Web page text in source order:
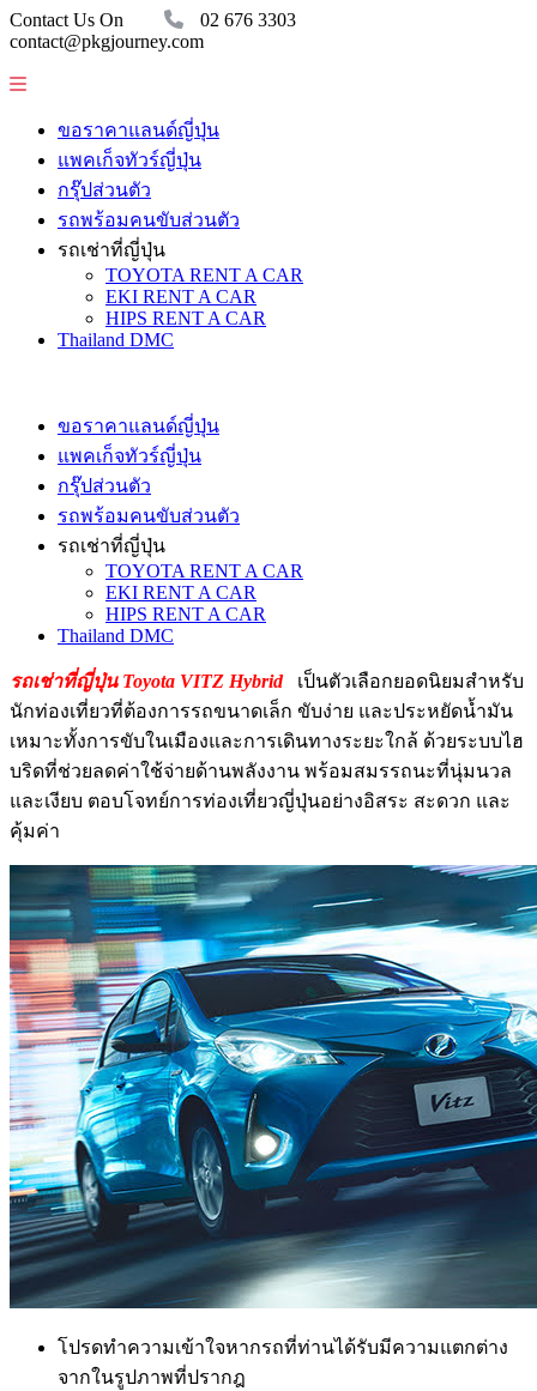
Contact Us On
02 676 3303
contact@pkgjourney.com
ขอราคาแลนด์ญี่ปุ่น
แพคเก็จทัวร์ญี่ปุ่น
กรุ๊ปส่วนตัว
รถพร้อมคนขับส่วนตัว
รถเช่าที่ญี่ปุ่น
TOYOTA RENT A CAR
EKI RENT A CAR
HIPS RENT A CAR
Thailand DMC
ขอราคาแลนด์ญี่ปุ่น
แพคเก็จทัวร์ญี่ปุ่น
กรุ๊ปส่วนตัว
รถพร้อมคนขับส่วนตัว
รถเช่าที่ญี่ปุ่น
TOYOTA RENT A CAR
EKI RENT A CAR
HIPS RENT A CAR
Thailand DMC
รถเช่าที่ญี่ปุ่น Toyota VITZ Hybrid เป็นตัวเลือกยอดนิยมสำหรับ
นักท่องเที่ยวที่ต้องการรถขนาดเล็ก ขับง่าย และประหยัดน้ำมัน
เหมาะทั้งการขับในเมืองและการเดินทางระยะใกล้ ด้วยระบบไฮ
บริดที่ช่วยลดค่าใช้จ่ายด้านพลังงาน พร้อมสมรรถนะที่นุ่มนวล
และเงียบ ตอบโจทย์การท่องเที่ยวญี่ปุ่นอย่างอิสระ สะดวก และ
คุ้มค่า
โปรดทำความเข้าใจหากรถที่ท่านได้รับมีความแตกต่าง
จากในรูปภาพที่ปรากฎ